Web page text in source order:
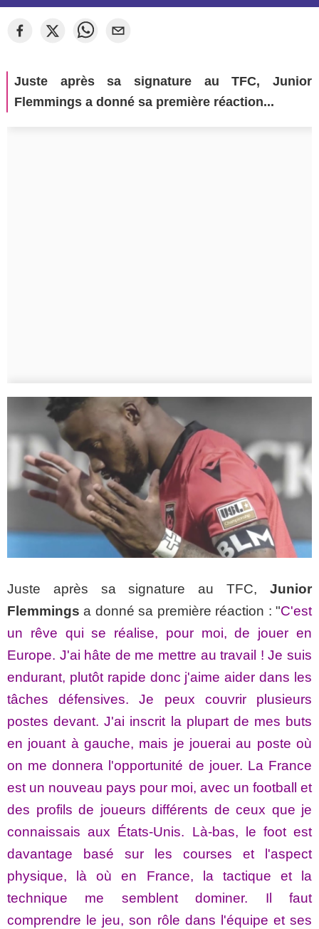
Juste après sa signature au TFC, Junior
Flemmings a donné sa première réaction...
Juste après sa signature au TFC, Junior
Flemmings a donné sa première réaction : "C'est
un rêve qui se réalise, pour moi, de jouer en
Europe. J'ai hâte de me mettre au travail ! Je suis
endurant, plutôt rapide donc j'aime aider dans les
tâches défensives. Je peux couvrir plusieurs
postes devant. J'ai inscrit la plupart de mes buts
en jouant à gauche, mais je jouerai au poste où
on me donnera l'opportunité de jouer. La France
est un nouveau pays pour moi, avec un football et
des profils de joueurs différents de ceux que je
connaissais aux États-Unis. Là-bas, le foot est
davantage basé sur les courses et l'aspect
physique, là où en France, la tactique et la
technique me semblent dominer. Il faut
comprendre le jeu, son rôle dans l'équipe et ses